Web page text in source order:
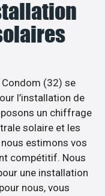
(32) se
l’installation de
un chiffrage
solaire et les
estimons vos
compétitif. Nous
une installation
nous, vous